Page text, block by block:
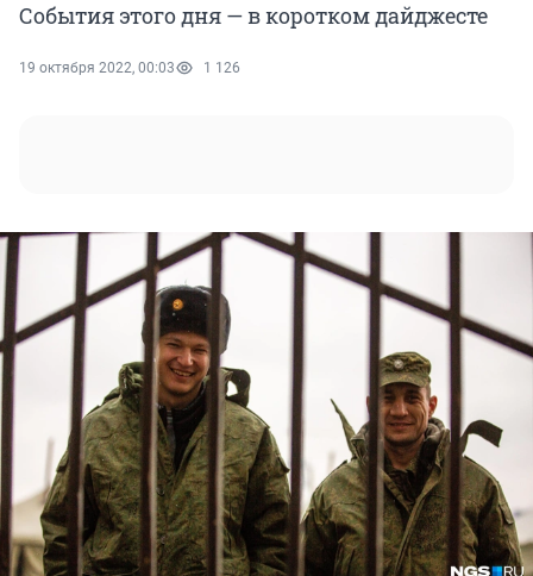
События этого дня — в коротком дайджесте
19 октября 2022, 00:03 1 126